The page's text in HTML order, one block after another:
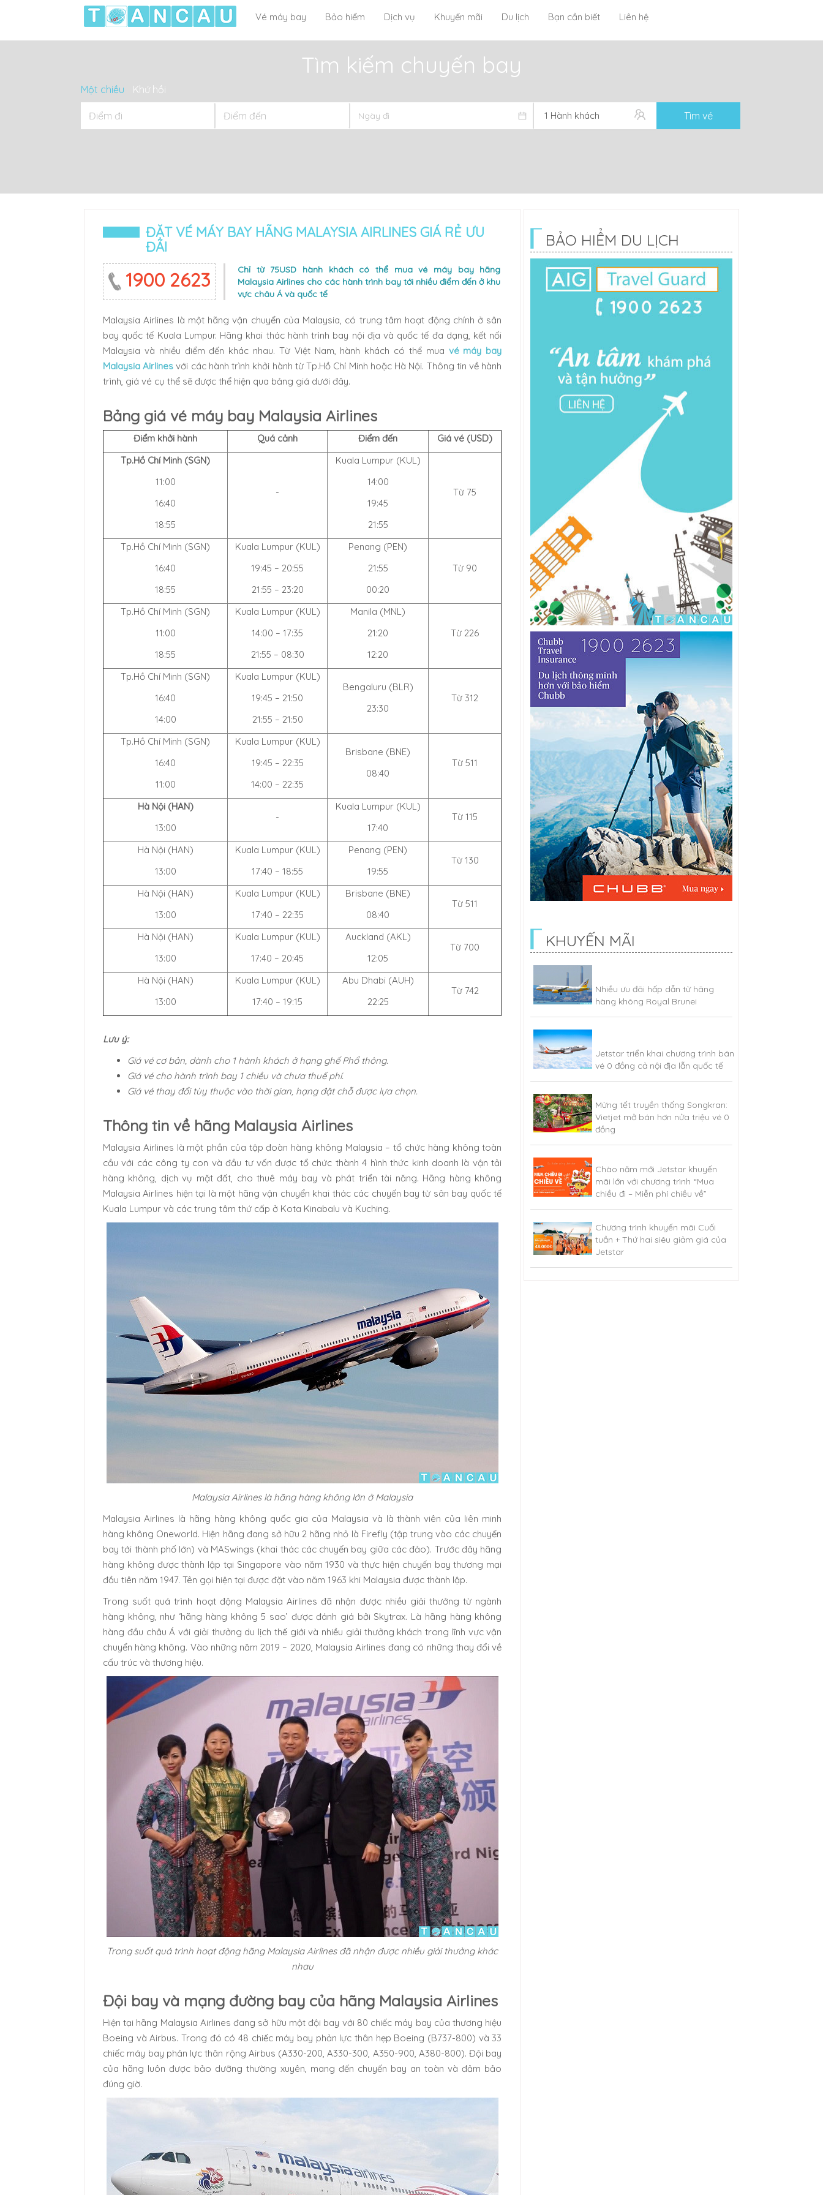
Vé máy bay Bảo hiểm Dịch vụ Khuyến mãi Du lịch Bạn cần biết Liên hệ
Tìm kiếm chuyến bay
Một chiều Khứ hồi
1 Hành khách Tìm vé
ĐẶT VÉ MÁY BAY HÃNG MALAYSIA AIRLINES GIÁ RẺ ƯU
ĐÃI
1900 2623
Chỉ từ 75USD hành khách có thể mua vé máy bay hãng
Malaysia Airlines cho các hành trình bay tới nhiều điểm đến ở khu
vực châu Á và quốc tế
Malaysia Airlines là một hãng vận chuyển của Malaysia, có trung tâm hoạt động chính ở sân
bay quốc tế Kuala Lumpur. Hãng khai thác hành trình bay nội địa và quốc tế đa dạng, kết nối
Malaysia và nhiều điểm đến khác nhau. Từ Việt Nam, hành khách có thể mua vé máy bay
Malaysia Airlines với các hành trình khởi hành từ Tp.Hồ Chí Minh hoặc Hà Nội. Thông tin về hành
trình, giá vé cụ thể sẽ được thể hiện qua bảng giá dưới đây.
Bảng giá vé máy bay Malaysia Airlines
Điểm khởi hành Quá cảnh Điểm đến
Giá vé (USD)
Tp.Hồ Chí Minh (SGN)
11:00
16:40
18:55
-
Kuala Lumpur (KUL)
14:00
19:45
21:55
Từ 75
Tp.Hồ Chí Minh (SGN)
16:40
18:55
Kuala Lumpur (KUL)
19:45 – 20:55
21:55 – 23:20
Penang (PEN)
21:55
00:20
Từ 90
Tp.Hồ Chí Minh (SGN)
11:00
18:55
Kuala Lumpur (KUL)
14:00 – 17:35
21:55 – 08:30
Manila (MNL)
21:20
12:20
Từ 226
Tp.Hồ Chí Minh (SGN)
16:40
14:00
Kuala Lumpur (KUL)
19:45 – 21:50
21:55 – 21:50
Bengaluru (BLR)
23:30
Từ 312
Tp.Hồ Chí Minh (SGN)
16:40
11:00
Kuala Lumpur (KUL)
19:45 – 22:35
14:00 – 22:35
Brisbane (BNE)
08:40
Từ 511
Hà Nội (HAN)
13:00
-
Kuala Lumpur (KUL)
17:40
Từ 115
Hà Nội (HAN)
13:00
Kuala Lumpur (KUL)
17:40 – 18:55
Penang (PEN)
19:55
Từ 130
Hà Nội (HAN)
13:00
Kuala Lumpur (KUL)
17:40 – 22:35
Brisbane (BNE)
08:40
Từ 511
Hà Nội (HAN)
13:00
Kuala Lumpur (KUL)
17:40 – 20:45
Auckland (AKL)
12:05
Từ 700
Hà Nội (HAN)
13:00
Kuala Lumpur (KUL)
17:40 – 19:15
Abu Dhabi (AUH)
22:25
Từ 742
Lưu ý:
Giá vé cơ bản, dành cho 1 hành khách ở hạng ghế Phổ thông.
Giá vé cho hành trình bay 1 chiều và chưa thuế phí.
Giá vé thay đổi tùy thuộc vào thời gian, hạng đặt chỗ được lựa chọn.
Thông tin về hãng Malaysia Airlines
Malaysia Airlines là một phần của tập đoàn hàng không Malaysia – tổ chức hàng không toàn
cầu với các công ty con và đầu tư vốn được tổ chức thành 4 hình thức kinh doanh là vận tải
hàng không, dịch vụ mặt đất, cho thuê máy bay và phát triển tài năng. Hãng hàng không
Malaysia Airlines hiện tại là một hãng vận chuyển khai thác các chuyến bay từ sân bay quốc tế
Kuala Lumpur và các trung tâm thứ cấp ở Kota Kinabalu và Kuching.
Malaysia Airlines là hãng hàng không lớn ở Malaysia
Malaysia Airlines là hãng hàng không quốc gia của Malaysia và là thành viên của liên minh
hàng không Oneworld. Hiện hãng đang sở hữu 2 hãng nhỏ là Firefly (tập trung vào các chuyến
bay tới thành phố lớn) và MASwings (khai thác các chuyến bay giữa các đảo). Trước đây hãng
hàng không được thành lập tại Singapore vào năm 1930 và thực hiện chuyến bay thương mại
đầu tiên năm 1947. Tên gọi hiện tại được đặt vào năm 1963 khi Malaysia được thành lập.
Trong suốt quá trình hoạt động Malaysia Airlines đã nhận được nhiều giải thưởng từ ngành
hàng không, như ‘hãng hàng không 5 sao’ được đánh giá bởi Skytrax. Là hãng hàng không
hàng đầu châu Á với giải thưởng du lịch thế giới và nhiều giải thưởng khách trong lĩnh vực vận
chuyển hàng không. Vào những năm 2019 – 2020, Malaysia Airlines đang có những thay đổi về
cấu trúc và thương hiệu.
Trong suốt quá trình hoạt động hãng Malaysia Airlines đã nhận được nhiều giải thưởng khác
nhau
Đội bay và mạng đường bay của hãng Malaysia Airlines
Hiện tại hãng Malaysia Airlines đang sở hữu một đội bay với 80 chiếc máy bay của thương hiệu
Boeing và Airbus. Trong đó có 48 chiếc máy bay phản lực thân hẹp Boeing (B737-800) và 33
chiếc máy bay phản lực thân rộng Airbus (A330-200, A330-300, A350-900, A380-800). Đội bay
của hãng luôn được bảo dưỡng thường xuyên, mang đến chuyến bay an toàn và đảm bảo
đúng giờ.
BẢO HIỂM DU LỊCH
KHUYẾN MÃI
Nhiều ưu đãi hấp dẫn từ hãng
hàng không Royal Brunei
Jetstar triển khai chương trình bán
vé 0 đồng cả nội địa lẫn quốc tế
Mừng tết truyền thống Songkran:
Vietjet mở bán hơn nửa triệu vé 0
đồng
Chào năm mới Jetstar khuyến
mãi lớn với chương trình “Mua
chiều đi – Miễn phí chiều về”
Chương trình khuyến mãi Cuối
tuần + Thứ hai siêu giảm giá của
Jetstar